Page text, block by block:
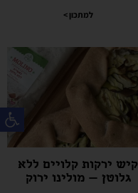
למתכון >
קיש ירקות קלויים ללא
גלוטן – מולינו ירוק